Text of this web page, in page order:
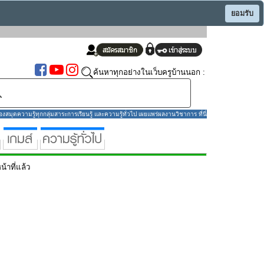
ยอมรับ
ค้นหาทุกอย่างในเว็บครูบ้านนอก :
มุดความรู้ทุกกลุ่มสาระการเรียนรู้ และความรู้ทั่วไป เผยแพร่ผลงานวิชาการ ที่นี่
าที่แล้ว